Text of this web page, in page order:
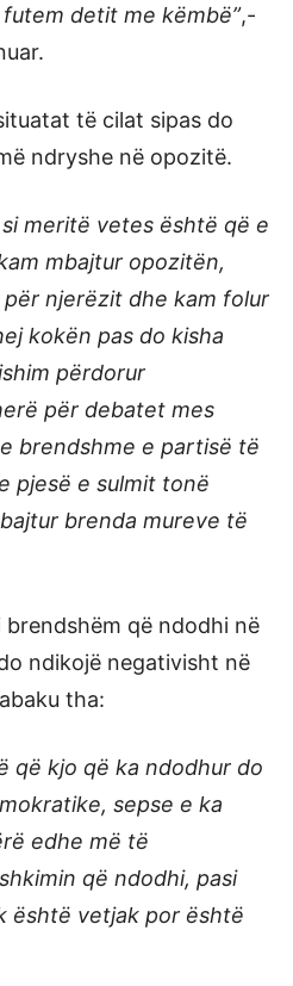
detit me këmbë”,-
të cilat sipas do
ndryshe në opozitë.
si meritë vetes është që e
mbajtur opozitën,
njerëzit dhe kam folur
kokën pas do kisha
përdorur
për debatet mes
brendshme e partisë të
pjesë e sulmit tonë
brenda mureve të
brendshëm që ndodhi në
ndikojë negativisht në
tha:
që kjo që ka ndodhur do
sepse e ka
edhe më të
që ndodhi, pasi
është vetjak por është